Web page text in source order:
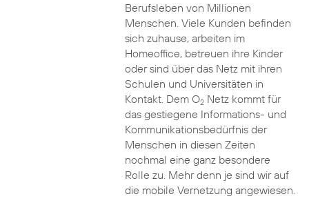
Berufsleben von Millionen
Menschen. Viele Kunden befinden
sich zuhause, arbeiten im
Homeoffice, betreuen ihre Kinder
oder sind über das Netz mit ihren
Schulen und Universitäten in
Kontakt. Dem O2Netz kommt für
das gestiegene Informations- und
Kommuni­ka­tions­bedürfnis­ der
Menschen in diesen Zeiten
nochmal eine ganz besondere
Rolle zu. Mehr denn je sind wir auf
die mobile Vernetzung angewiesen.